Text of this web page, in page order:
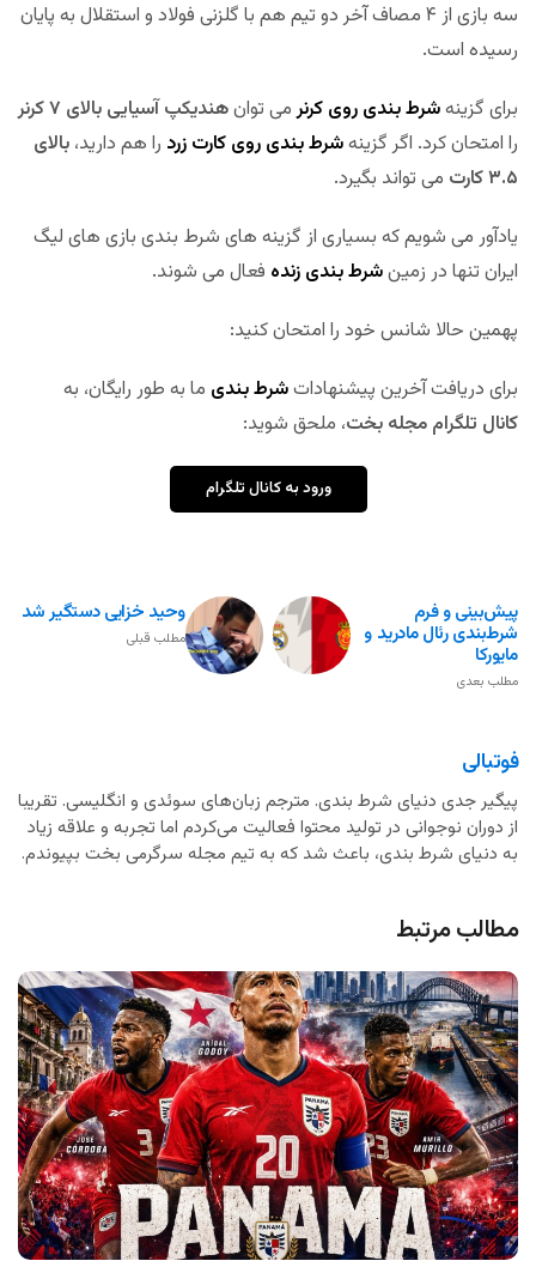
سه بازی از ۴ مصاف آخر دو تیم هم با گلزنی فولاد و استقلال به پایان
رسیده است.
برای گزینهشرط بندی روی کرنرمی توانهندیکپ آسیایی بالای ۷ کرنر
را امتحان کرد. اگر گزینهشرط بندی روی کارت زرد را هم دارید، بالای
۳.۵ کارت
می تواند بگیرد.
یادآور می شویم که بسیاری از گزینه های شرط بندی بازی های لیگ
ایران تنها در زمینشرط بندی زنده فعال می شوند.
پهمین حالا شانس خود را امتحان کنید:
برای دریافت آخرین پیشنهاداتشرط بندی ما به طور رایگان، به
کانال تلگرام مجله بخت، ملحق شوید:
ورود به کانال تلگرام
وحید خزایی دستگیر شد
مطلب قبلی
پیش‌بینی و فرم
شرط‌بندی رئال مادرید و
مایورکا
مطلب بعدی
فوتبالی
پیگیر جدی دنیای شرط بندی. مترجم زبان‌های سوئدی و انگلیسی. تقریبا
از دوران نوجوانی در تولید محتوا فعالیت می‌کردم اما تجربه و علاقه زیاد
به دنیای شرط بندی، باعث شد که به تیم مجله سرگرمی بخت بپیوندم.
مطالب مرتبط